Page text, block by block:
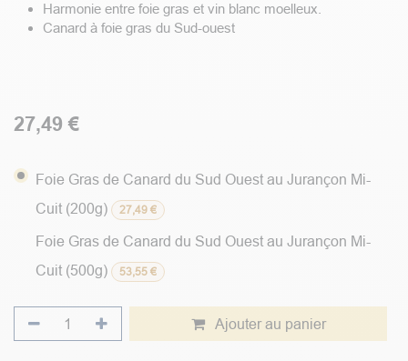
Harmonie entre foie gras et vin blanc moelleux.
Canard à foie gras du Sud-ouest
27,49 €
Foie Gras de Canard du Sud Ouest au Jurançon Mi-
Cuit (200g)
27,49€
Foie Gras de Canard du Sud Ouest au Jurançon Mi-
Cuit (500g)
53,55€
Ajouter au panier